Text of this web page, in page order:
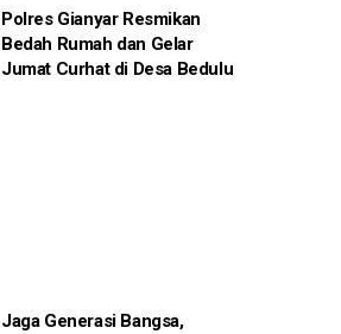
Polres Gianyar Resmikan
Bedah Rumah dan Gelar
Jumat Curhat di Desa Bedulu
Jaga Generasi Bangsa,